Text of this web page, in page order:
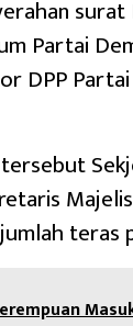
surat
Partai
DPP
teras